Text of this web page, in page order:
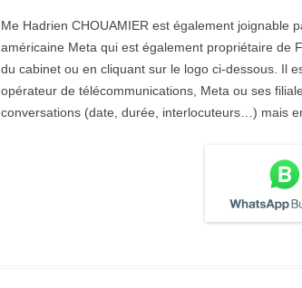
Me Hadrien CHOUAMIER est également joignable
américaine Meta qui est également propriétaire de
du cabinet ou en cliquant sur le logo ci-dessous. Il
opérateur de télécommunications, Meta ou ses
conversations (date, durée, interlocuteurs…) mais